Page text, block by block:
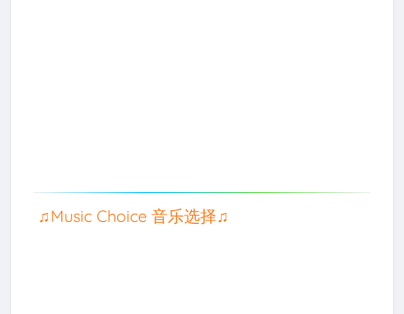
♫Music Choice 音乐选择♫